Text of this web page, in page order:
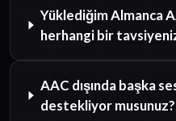
Yüklediğim Almanca
herhangi bir
AAC dışında başka
destekliyor musunuz?